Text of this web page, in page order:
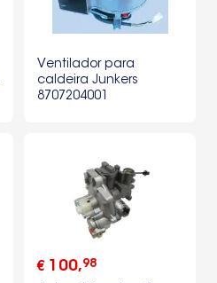
Ventilador para
caldeira Junkers
8707204001
€ 100,98